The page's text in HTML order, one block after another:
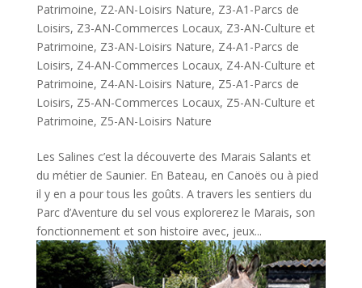
Patrimoine, Z2-AN-Loisirs Nature, Z3-A1-Parcs de
Loisirs, Z3-AN-Commerces Locaux, Z3-AN-Culture et
Patrimoine, Z3-AN-Loisirs Nature, Z4-A1-Parcs de
Loisirs, Z4-AN-Commerces Locaux, Z4-AN-Culture et
Patrimoine, Z4-AN-Loisirs Nature, Z5-A1-Parcs de
Loisirs, Z5-AN-Commerces Locaux, Z5-AN-Culture et
Patrimoine, Z5-AN-Loisirs Nature
Les Salines c’est la découverte des Marais Salants et
du métier de Saunier. En Bateau, en Canoës ou à pied
il y en a pour tous les goûts. A travers les sentiers du
Parc d’Aventure du sel vous explorerez le Marais, son
fonctionnement et son histoire avec, jeux...